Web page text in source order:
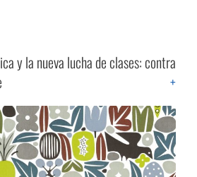
y la nueva lucha de clases: contra
+